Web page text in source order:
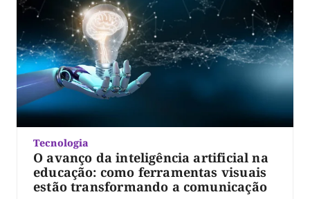
Tecnologia
O avanço da inteligência artificial na
educação: como ferramentas visuais
estão transformando a comunicação